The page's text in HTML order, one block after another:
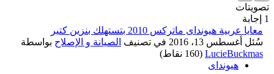
تصويتات
1 إجابة
معايا عربية هيونداى ماتركس 2010 بتستهلك بنزين كتير
سُئل أغسطس 13، 2016 في تصنيف الصيانة و الإصلاح بواسطة
LucieBuckmas
(
160 نقاط)
هيونداى